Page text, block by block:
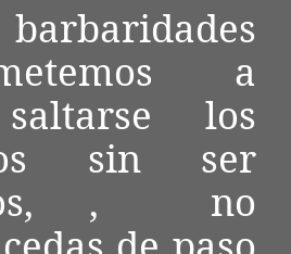
a
los
sin ser
,
no